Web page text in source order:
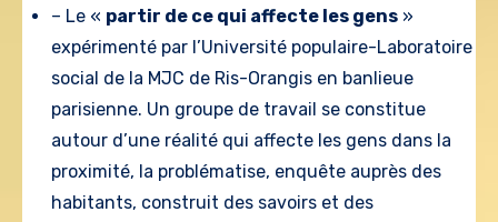
– Le « partir de ce qui affecte les gens»
expérimenté par l’Université populaire-Laboratoire
social de la MJC de Ris-Orangis en banlieue
parisienne. Un groupe de travail se constitue
autour d’une réalité qui affecte les gens dans la
proximité, la problématise, enquête auprès des
habitants, construit des savoirs et des